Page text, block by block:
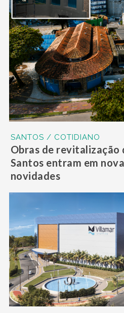
SANTOS / COTIDIANO
Obras de revitalização
Santos entram em
novidades